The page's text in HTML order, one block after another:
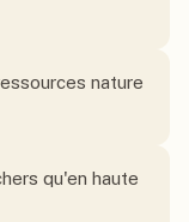
nature
qu'en haute